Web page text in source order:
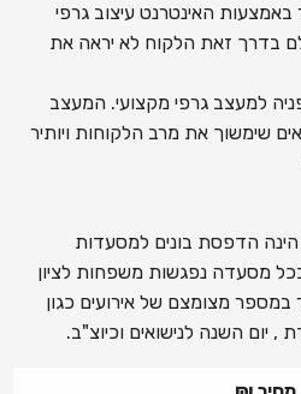
האינטרנט עיצוב גרפי
בדרך זאת הלקוח לא יראה את
למעצב גרפי מקצועי. המעצב
שימשוך את מרב הלקוחות ויותיר
הדפסת בונים למסעדות
מסעדה נפגשות משפחות לציון
מצומצם של אירועים כגון
, יום השנה לנישואים וכיוצ"ב.